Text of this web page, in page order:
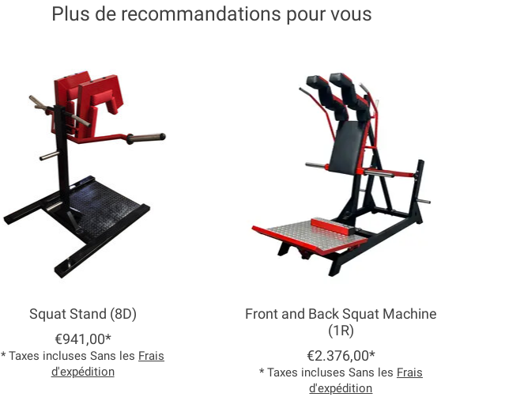
Plus de recommandations pour vous
Squat Stand (8D)
€941,00*
* Taxes incluses Sans les Frais
d'expédition
Front and Back Squat Machine
(1R)
€2.376,00*
* Taxes incluses Sans les Frais
d'expédition